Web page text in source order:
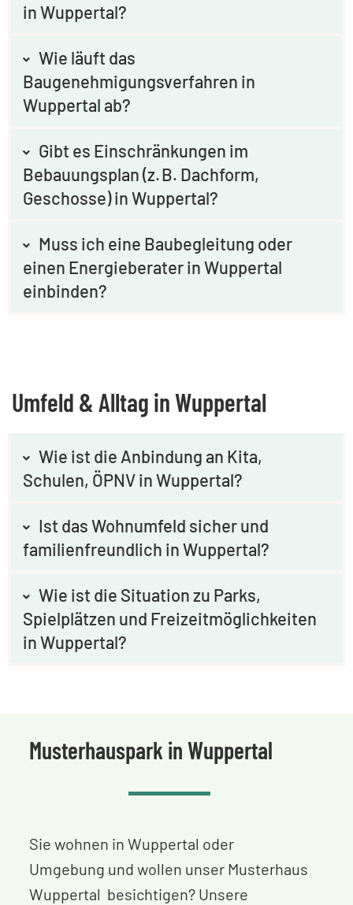
in Wuppertal?
Wie läuft das
Baugenehmigungsverfahren in
Wuppertal ab?
Gibt es Einschränkungen im
Bebauungsplan (z. B. Dachform,
Geschosse) in Wuppertal?
Muss ich eine Baubegleitung oder
einen Energieberater in Wuppertal
einbinden?
Umfeld & Alltag in Wuppertal
Wie ist die Anbindung an Kita,
Schulen, ÖPNV in Wuppertal?
Ist das Wohnumfeld sicher und
familienfreundlich in Wuppertal?
Wie ist die Situation zu Parks,
Spielplätzen und Freizeitmöglichkeiten
in Wuppertal?
Musterhauspark in Wuppertal
Sie wohnen in Wuppertal oder
Umgebung und wollen unser Musterhaus
Wuppertal besichtigen? Unsere